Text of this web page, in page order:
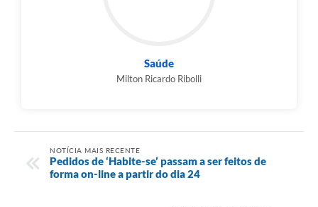
Saúde
Milton Ricardo Ribolli
NOTÍCIA MAIS RECENTE
Pedidos de ‘Habite-se’ passam a ser feitos de
forma on-line a partir do dia 24